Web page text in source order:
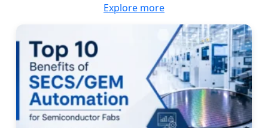
Explore more